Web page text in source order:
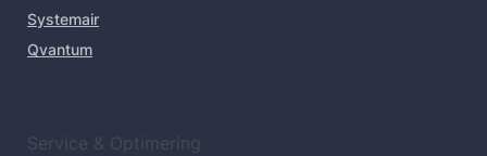
Systemair
Qvantum
Service & Optimering